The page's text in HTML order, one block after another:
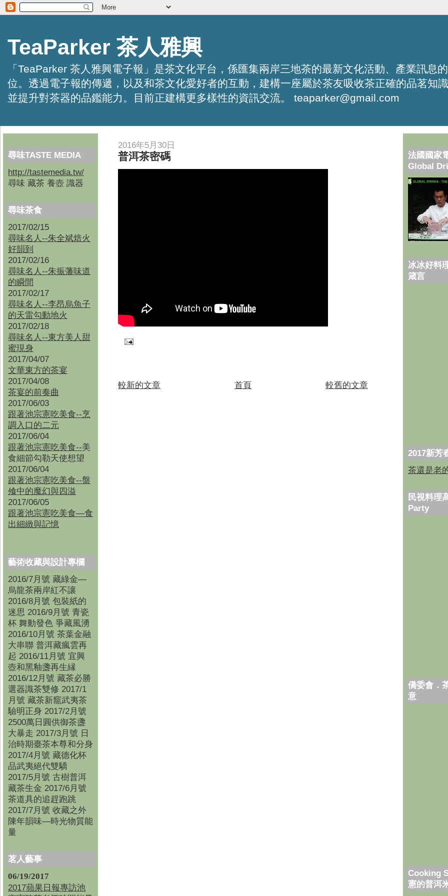
TeaParker 茶人雅興
「TeaParker 茶人雅興電子報」是茶文化平台，係匯集兩岸三地茶的最新文化活動、產業訊息
位。透過電子報的傳遞，以及和茶文化愛好者的互動，建構一座屬於茶友吸收茶正確的品茗知
並提升對茶器的品鑑能力。目前正建構更多樣性的資訊交流。 teaparker@gmail.com
尋味TASTE MEDIA
http://tastemedia.tw/
尋味 藏茶 養壺 識器
尋味茶食
2017/02/15
尋味名人--朱全斌焙火
好韻到
2017/02/16
尋味名人--朱振藩味道
的瞬間
2017/02/17
尋味名人--李昂烏魚子
的天雷勾動地火
2017/02/18
尋味名人--東方美人甜
蜜現身
2017/04/07
文華東方的茶宴
2017/04/08
茶宴的前奏曲
2017/06/03
跟著池宗憲吃美食--烹
調入口的二元
2017/06/04
跟著池宗憲吃美食--美
食細節勾勒天使想望
2017/06/04
跟著池宗憲吃美食--盤
飧中的魔幻與四溢
2017/06/05
跟著池宗憲吃美食—食
出細緻與記憶
藝術收藏與設計專欄
2016/7月號 藏綠金—
烏龍茶兩岸紅不讓
2016/8月號 包裝紙的
迷思 2016/9月號 青瓷
杯 舞動發色 爭藏風湧
2016/10月號 茶葉金融
大串聯 普洱藏瘋雲再
起 2016/11月號 宜興
壺和黑釉盞再生縁
2016/12月號 藏茶必勝
選器識茶雙修 2017/1
月號 藏茶新竉武夷茶
驗明正身 2017/2月號
2500萬日圓供御茶盞
大暴走 2017/3月號 日
治時期臺茶本尊和分身
2017/4月號 藏德化杯
品武夷絕代雙驕
2017/5月號 古樹普洱
藏茶生金 2017/6月號
茶道具的追趕跑跳
2017/7月號 收藏之外
陳年韻味—時光物質能
量
茗人藝事
06/19/2017
2017蘋果日報專訪池
2016年5月30日
普洱茶密碼
較新的文章 較舊的文章
首頁
法國國家
Global
冰冰好料
箴言
2017新芳
茶還是老
民視料理
Party
僑委會．
意
Cooking
憲的普洱